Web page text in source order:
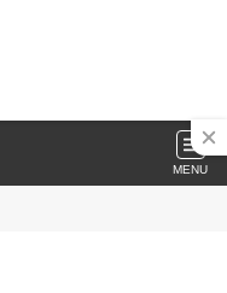
MENU